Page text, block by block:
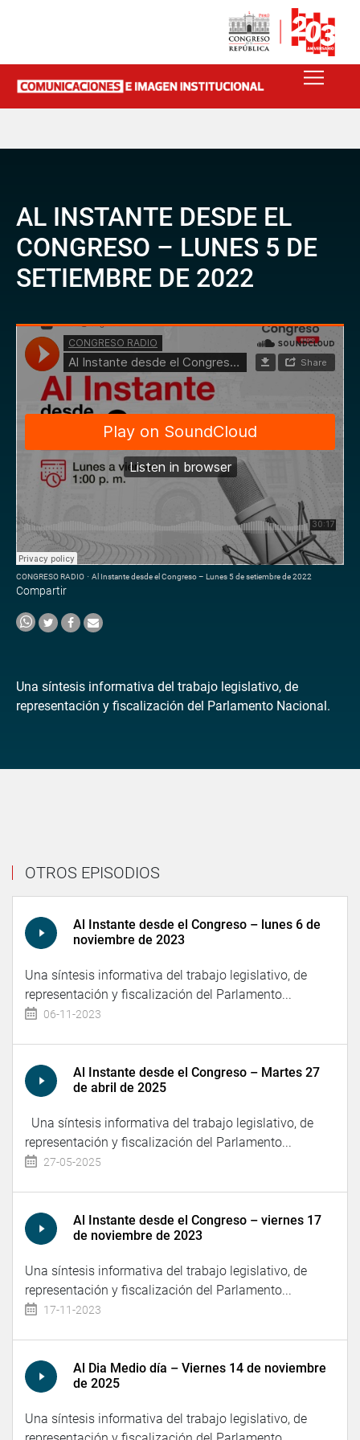
AL INSTANTE DESDE EL
CONGRESO – LUNES 5 DE
SETIEMBRE DE 2022
CONGRESO RADIO · Al Instante desde el Congreso – Lunes 5 de setiembre de 2022
Compartir
Una síntesis informativa del trabajo legislativo, de
representación y fiscalización del Parlamento Nacional.
OTROS EPISODIOS
Al Instante desde el Congreso – lunes 6 de
noviembre de 2023
Una síntesis informativa del trabajo legislativo, de
representación y fiscalización del Parlamento...
06-11-2023
Al Instante desde el Congreso – Martes 27
de abril de 2025
Una síntesis informativa del trabajo legislativo, de
representación y fiscalización del Parlamento...
27-05-2025
Al Instante desde el Congreso – viernes 17
de noviembre de 2023
Una síntesis informativa del trabajo legislativo, de
representación y fiscalización del Parlamento...
17-11-2023
Al Dia Medio día – Viernes 14 de noviembre
de 2025
Una síntesis informativa del trabajo legislativo, de